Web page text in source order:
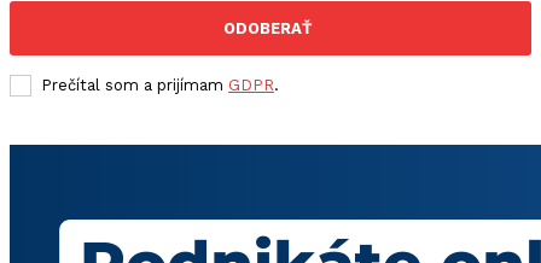
ODOBERAŤ
Prečítal som a prijímam GDPR.